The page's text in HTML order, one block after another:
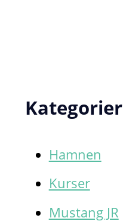
Kategorier
Hamnen
Kurser
Mustang JR